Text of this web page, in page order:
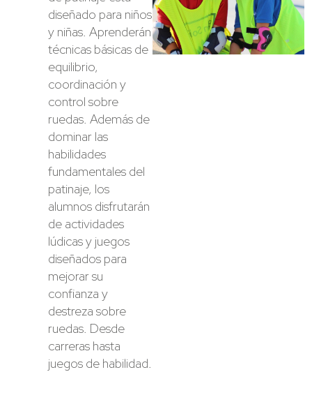
diseñado para niños
y niñas. Aprenderán
técnicas básicas de
equilibrio,
coordinación y
control sobre
ruedas. Además de
dominar las
habilidades
fundamentales del
patinaje, los
alumnos disfrutarán
de actividades
lúdicas y juegos
diseñados para
mejorar su
confianza y
destreza sobre
ruedas. Desde
carreras hasta
juegos de habilidad.